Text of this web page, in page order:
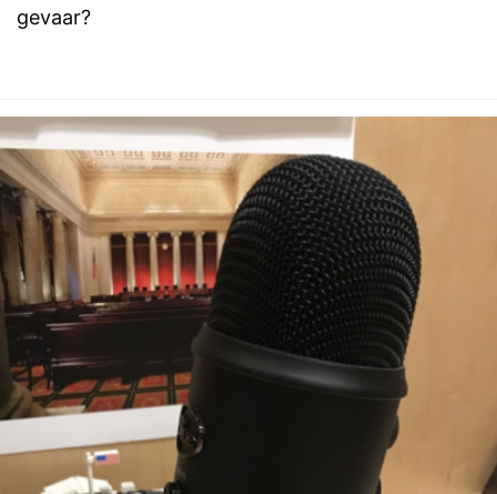
gevaar?